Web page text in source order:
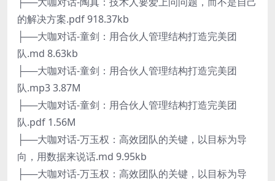
的解决方案.pdf 918.37kb
├──大咖对话-童剑：用合伙人管理结构打造完美团
队.md 8.63kb
├──大咖对话-童剑：用合伙人管理结构打造完美团
队.mp3 3.87M
├──大咖对话-童剑：用合伙人管理结构打造完美团
队.pdf 1.56M
├──大咖对话-万玉权：高效团队的关键，以目标为导
向，用数据来说话.md 9.95kb
├──大咖对话-万玉权：高效团队的关键，以目标为导